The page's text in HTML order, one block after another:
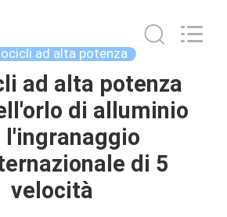
ad alta potenza
ad alta potenza
di alluminio
l'ingranaggio
di 5
velocità